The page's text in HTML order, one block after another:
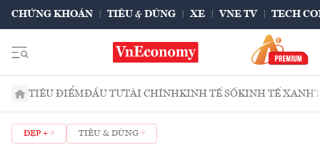
CHỨNG KHOÁN TIÊU & DÙNG XE VNE TV TECH
TIÊU ĐIỂMĐẦU TƯTÀI CHÍNHKINH TẾ SỐKINH TẾ XANH
ĐẸP + TIÊU & DÙNG